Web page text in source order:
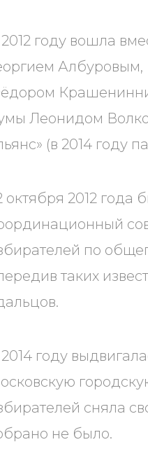
году вошла
Леонидом
(в 2014 году
октября 2012
по
таких
году
сняла
не было.